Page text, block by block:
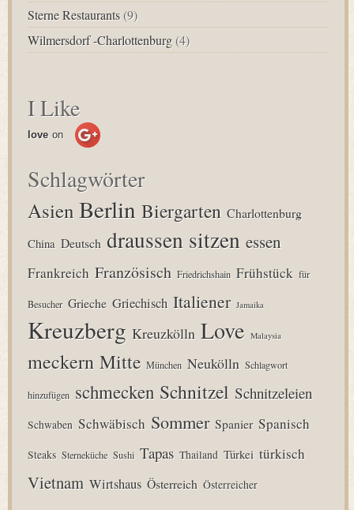
Sterne Restaurants (9)
Wilmersdorf -Charlottenburg (4)
I Like
love on
Schlagwörter
Asien Berlin Biergarten Charlottenburg
China Deutsch draussen sitzen essen
Frankreich Französisch Friedrichshain Frühstück für
Besucher Grieche Griechisch Italiener Jamaika
Kreuzberg Kreuzkölln Love Malaysia
meckern Mitte München Neukölln Schlagwort
hinzufügen schmecken Schnitzel Schnitzeleien
Schwaben Schwäbisch Sommer Spanier Spanisch
Steaks Sterneküche Sushi Tapas Thailand Türkei türkisch
Vietnam Wirtshaus Österreich Österreicher